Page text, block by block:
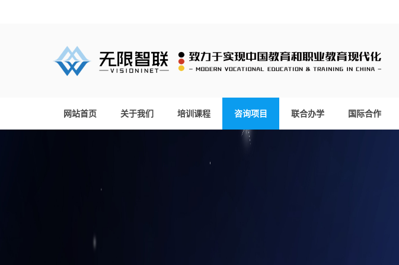
网站首页 关于我们 培训课程 咨询项目 联合办学 国际合作